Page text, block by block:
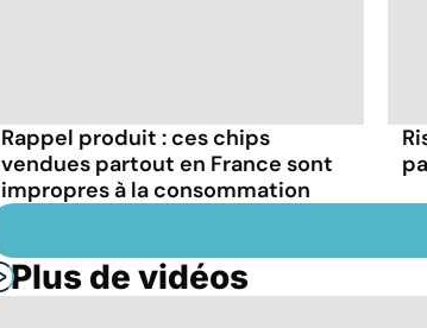
Rappel produit : ces chips
vendues partout en France sont
impropres à la consommation
Plus de vidéos